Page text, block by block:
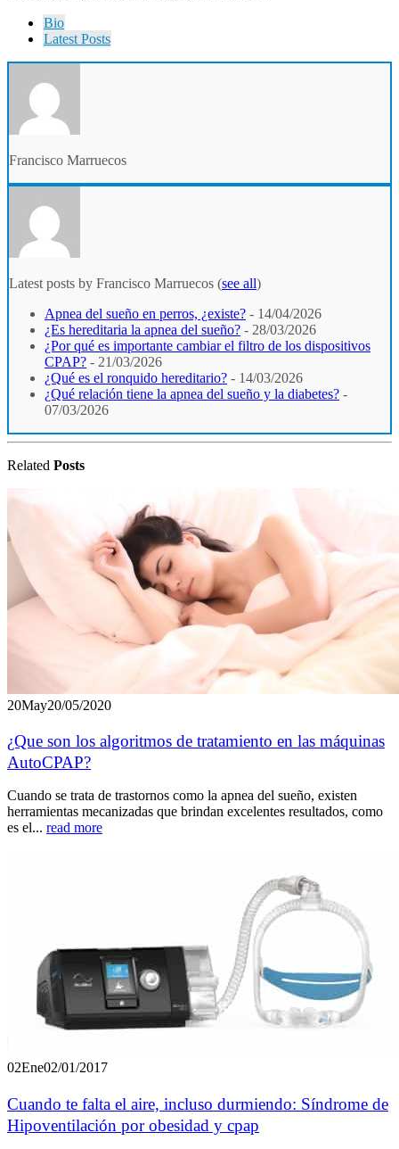
Bio
Latest Posts
Francisco Marruecos
Latest posts by Francisco Marruecos (see all)
Apnea del sueño en perros, ¿existe? - 14/04/2026
¿Es hereditaria la apnea del sueño? - 28/03/2026
¿Por qué es importante cambiar el filtro de los dispositivos
CPAP? - 21/03/2026
¿Qué es el ronquido hereditario? - 14/03/2026
¿Qué relación tiene la apnea del sueño y la diabetes? -
07/03/2026
Related Posts
20May20/05/2020
¿Que son los algoritmos de tratamiento en las máquinas
AutoCPAP?
Cuando se trata de trastornos como la apnea del sueño, existen
herramientas mecanizadas que brindan excelentes resultados, como
es el... read more
02Ene02/01/2017
Cuando te falta el aire, incluso durmiendo: Síndrome de
Hipoventilación por obesidad y cpap